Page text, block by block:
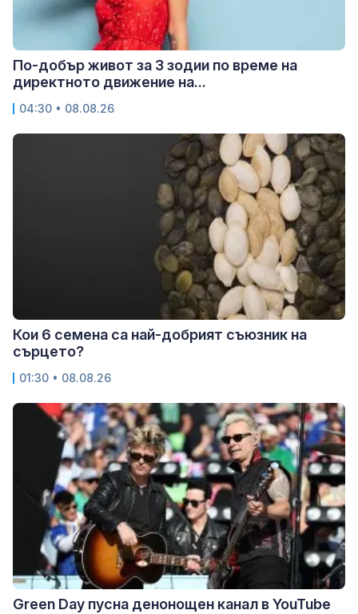
По-добър живот за 3 зодии по време на
директното движение на...
04:30 • 08.08.26
Кои 6 семена са най-добрият съюзник на
сърцето?
01:30 • 08.08.26
Green Day пусна денонощен канал в YouTube